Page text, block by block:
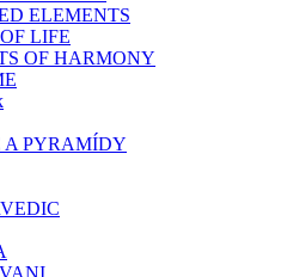
ELEMENTS
LIFE
OF HARMONY
PYRAMÍDY